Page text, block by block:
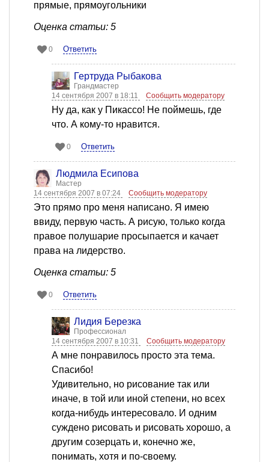
прямые, прямоугольники
Оценка статьи: 5
0 Ответить
Гертруда Рыбакова
Грандмастер
14 сентября 2007 в 18:11
Сообщить модератору
Ну да, как у Пикассо! Не поймешь, где
что. А кому-то нравится.
0 Ответить
Людмила Есипова
Мастер
14 сентября 2007 в 07:24
Сообщить модератору
Это прямо про меня написано. Я имею
ввиду, первую часть. А рисую, только когда
правое полушарие просыпается и качает
права на лидерство.
Оценка статьи: 5
0 Ответить
Лидия Березка
Профессионал
14 сентября 2007 в 10:31
Сообщить модератору
А мне понравилось просто эта тема.
Спасибо!
Удивительно, но рисование так или
иначе, в той или иной степени, но всех
когда-нибудь интересовало. И одним
суждено рисовать и рисовать хорошо, а
другим созерцать и, конечно же,
понимать, хотя и по-своему.